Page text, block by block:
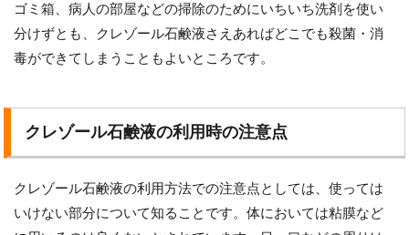
ゴミ箱、病人の部屋などの掃除のためにいちいち洗剤を使い
分けずとも、クレゾール石鹸液さえあればどこでも殺菌・消
毒ができてしまうこともよいところです。
クレゾール石鹸液の利用時の注意点
クレゾール石鹸液の利用方法での注意点としては、使っては
いけない部分について知ることです。体においては粘膜など